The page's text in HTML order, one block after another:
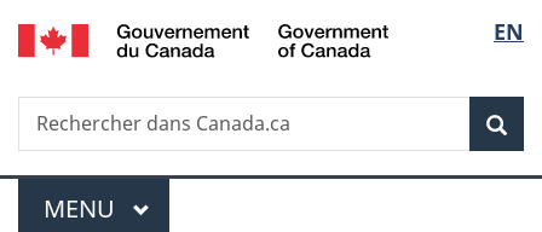
Passer
au
principal
de
la
EN
Recherche
Rechercher
dans
Menu
MENU PRINCIPAL